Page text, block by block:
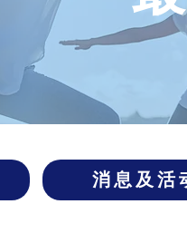
消息及活